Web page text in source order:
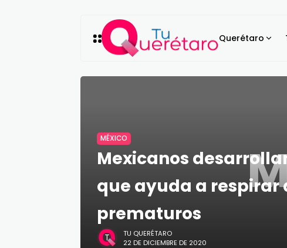
Querétaro
MÉXICO
Mexicanos
que ayuda a respirar
prematuros
TU QUERÉTARO
22 DE DICIEMBRE DE 2020